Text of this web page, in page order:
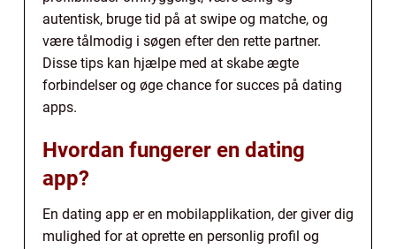
autentisk, bruge tid på at swipe og matche, og
være tålmodig i søgen efter den rette partner.
Disse tips kan hjælpe med at skabe ægte
forbindelser og øge chance for succes på dating
apps.
Hvordan fungerer en dating
app?
En dating app er en mobilapplikation, der giver dig
mulighed for at oprette en personlig profil og